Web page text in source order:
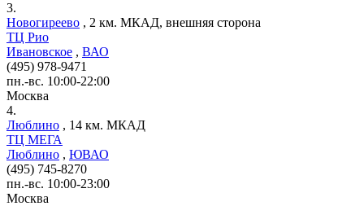
3.
Новогиреево , 2 км. МКАД, внешняя сторона
ТЦ Рио
Ивановское , ВАО
(495) 978-9471
пн.-вс. 10:00-22:00
Москва
4.
Люблино , 14 км. МКАД
ТЦ МЕГА
Люблино , ЮВАО
(495) 745-8270
пн.-вс. 10:00-23:00
Москва